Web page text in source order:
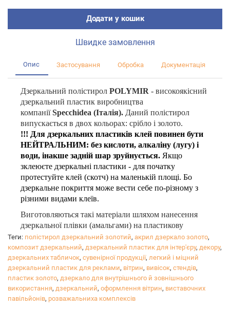
Додати у кошик
Швидке замовлення
Опис Застосування Обробка Документація
Дзеркальний полістирол POLYMIR - високоякісний
дзеркальний пластик виробництва
компаніїSpecchidea (Італія). Даний полістирол
випускається в двох кольорах: срібло і золото.
!!! Для дзеркальних пластиків клей повинен бути
НЕЙТРАЛЬНИМ: без кислоти, алкаліну (лугу) і
води, інакше задній шар зруйнується. Якщо
зклеюєте дзеркальні пластики - для початку
протестуйте клей (скотч) на маленькій площі. Бо
дзеркальне покриття може вести себе по-різному з
різними видами клеїв.
Виготовляються такі матеріали шляхом нанесення
дзеркальної плівки (амальгами) на пластикову
поверхню. Для цього найчастіше використовується
полістирол або акрил.Використовувана для
нанесення на поверхню полістиролу дзеркальна
плівка виготовляється з поліестеру з додаванням
алюмінію.
Найслабкішою частиною даного з'єднання є саме
зв'язок поліестеру з алюмінієм.
Теги: полістирол дзеркальний золотий, акрил дзеркало золото,
композит дзеркальний, дзеркальний пластик для інтер'єру, декору,
дзеркальних табличок, сувенірної продукції, легкий і міцний
дзеркальний пластик для реклами, вітрин, вивісок, стендів,
пластик золото, дзеркало для внутрішнього й зовнішнього
використання, дзеркальний, оформлення вітрин, виставочних
павільйонів, розважальниха комплексів